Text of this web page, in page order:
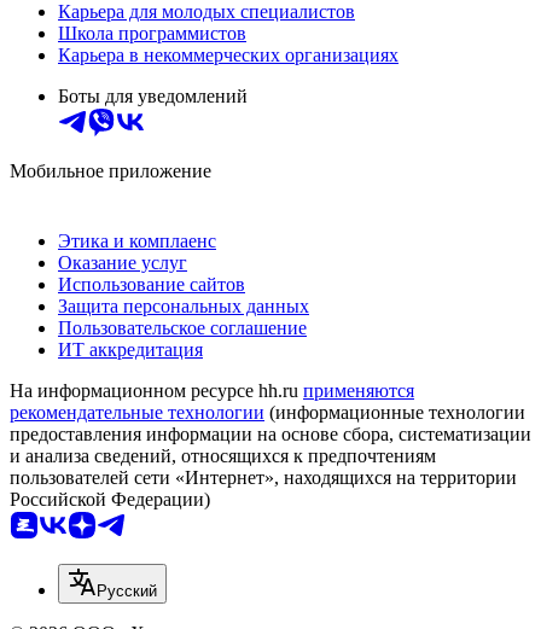
Карьера для молодых специалистов
Школа программистов
Карьера в некоммерческих организациях
Боты для уведомлений
Мобильное приложение
Этика и комплаенс
Оказание услуг
Использование сайтов
Защита персональных данных
Пользовательское соглашение
ИТ аккредитация
На информационном ресурсе hh.ru применяются
рекомендательные технологии (информационные технологии
предоставления информации на основе сбора, систематизации
и анализа сведений, относящихся к предпочтениям
пользователей сети «Интернет», находящихся на территории
Российской Федерации)
Русский